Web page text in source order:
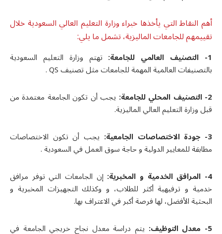
أهم النقاط التي يأخذها خبراء وزارة التعليم العالي السعودیة خلال
تقييمهم للجامعات الماليزية، تشمل ما يلي:
1- التصنيف العالمي للجامعة: تهتم وزارة التعليم السعودية
بالتصنيفات العالمية المهمة للجامعات مثل تصنيفQS
.
2- التصنيف المحلي للجامعة: يجب أن تكون الجامعة معتمدة من
قبل وزارة التعليم العالي الماليزية.
3- جودة الاختصاصات الجامعية: يجب أن تكون الاختصاصات
مطابقة للمعايير الدولية و حاجة سوق العمل في السعودية .
4- المرافق الخدمية و المخبرية: إن الجامعات التي توفر مرافق
خدمية و ترفيهية أكثر للطلاب، و وكذلك التجهيزات المخبرية و
البحثية الأفضل، لها فرصة أكبر في الاعتراف بها.
5- معدل التوظيف: يتم دراسة معدل نجاح خريجي الجامعة في